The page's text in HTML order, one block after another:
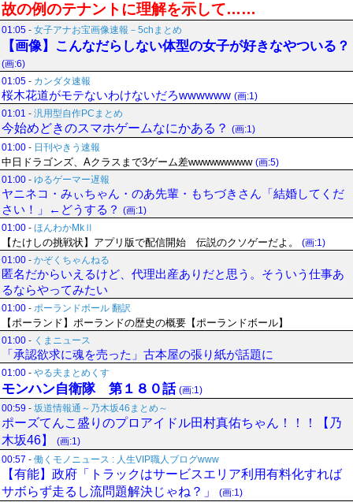
故の例のテナントに理解を示して……
01:05 - 女子アナお宝画像速報－5chまとめ
【画像】こんなだらしない体型の女子が好きなやついる？
(画:6)
01:05 - カンダタ速報
桜木花道がモテないわけないだろwwwwww (画:1)
01:01 - 汎用型自作PCまとめ
今始めどきのスマホゲームなにかある？ (画:1)
01:00 - 日刊やきう速報
中日ドラゴンズ、Aクラスまで3ゲーム差wwwwwwwww (画:5)
01:00 - ゆるゲーマー遅報
ヤニネコ・みぃちゃん・のあ先輩・もちづきさん「結婚してくだ
さい！」←どうする？ (画:1)
01:00 - ほんわかMkⅡ
【たけしの挑戦状】アプリ版で配信開始 伝説のクソゲーだよ。
(画:1)
01:00 - かぞくちゃんねる
匿名だからいえるけど、代理出産ありだと思う。そういう仕事あ
るならやってみたい
01:00 - ポーランドボール 翻訳
【ポーランド】ポーランドの歴史の概要【ポーランドボール】
01:00 - くまニュース
「承認欲求に魂を売った」古本屋の張り紙が話題に
01:00 - やる夫まとめくす
モンハン自衛隊 第１８０話 (画:1)
00:59 - 坂道情報通～乃木坂46まとめ～
ポーズてんこ盛りのプロアイドル田村真佑ちゃん！！！【乃
木坂46】
(画:1)
00:57 - 働くモノニュース : 人生VIP職人ブログwww
【有能】政府「トラックはサービスエリア利用有料化すれば
サボらず走るし流問題解決じゃね？」
(画:1)